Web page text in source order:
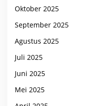
Oktober 2025
September 2025
Agustus 2025
Juli 2025
Juni 2025
Mei 2025